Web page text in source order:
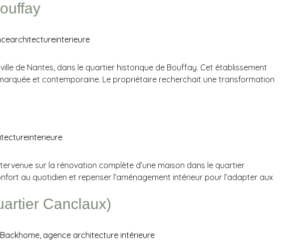
de Nantes, dans le quartier historique de Bouffay. Cet établissement
et contemporaine. Le propriétaire recherchait une transformation
sur la rénovation complète d’une maison dans le quartier
au quotidien et repenser l’aménagement intérieur pour l’adapter aux
Canclaux)